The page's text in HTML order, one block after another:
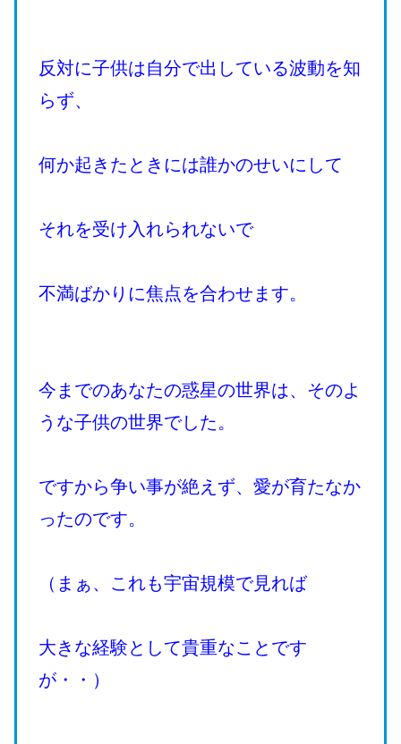
反対に子供は自分で出している波動を知
らず、
何か起きたときには誰かのせいにして
それを受け入れられないで
不満ばかりに焦点を合わせます。
今までのあなたの惑星の世界は、そのよ
うな子供の世界でした。
ですから争い事が絶えず、愛が育たなか
ったのです。
（まぁ、これも宇宙規模で見れば
大きな経験として貴重なことです
が・・）